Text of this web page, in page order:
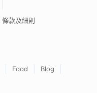
條款及細則
Food
Blog